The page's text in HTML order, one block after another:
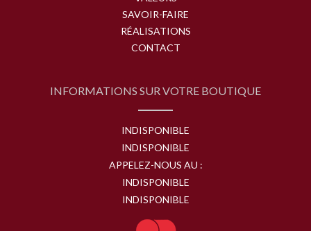
SAVOIR-FAIRE
RÉALISATIONS
CONTACT
INFORMATIONS SUR VOTRE BOUTIQUE
INDISPONIBLE
INDISPONIBLE
APPELEZ-NOUS AU :
INDISPONIBLE
INDISPONIBLE